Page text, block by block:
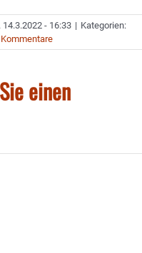
14.3.2022 - 16:33 | Kategorien:
einen